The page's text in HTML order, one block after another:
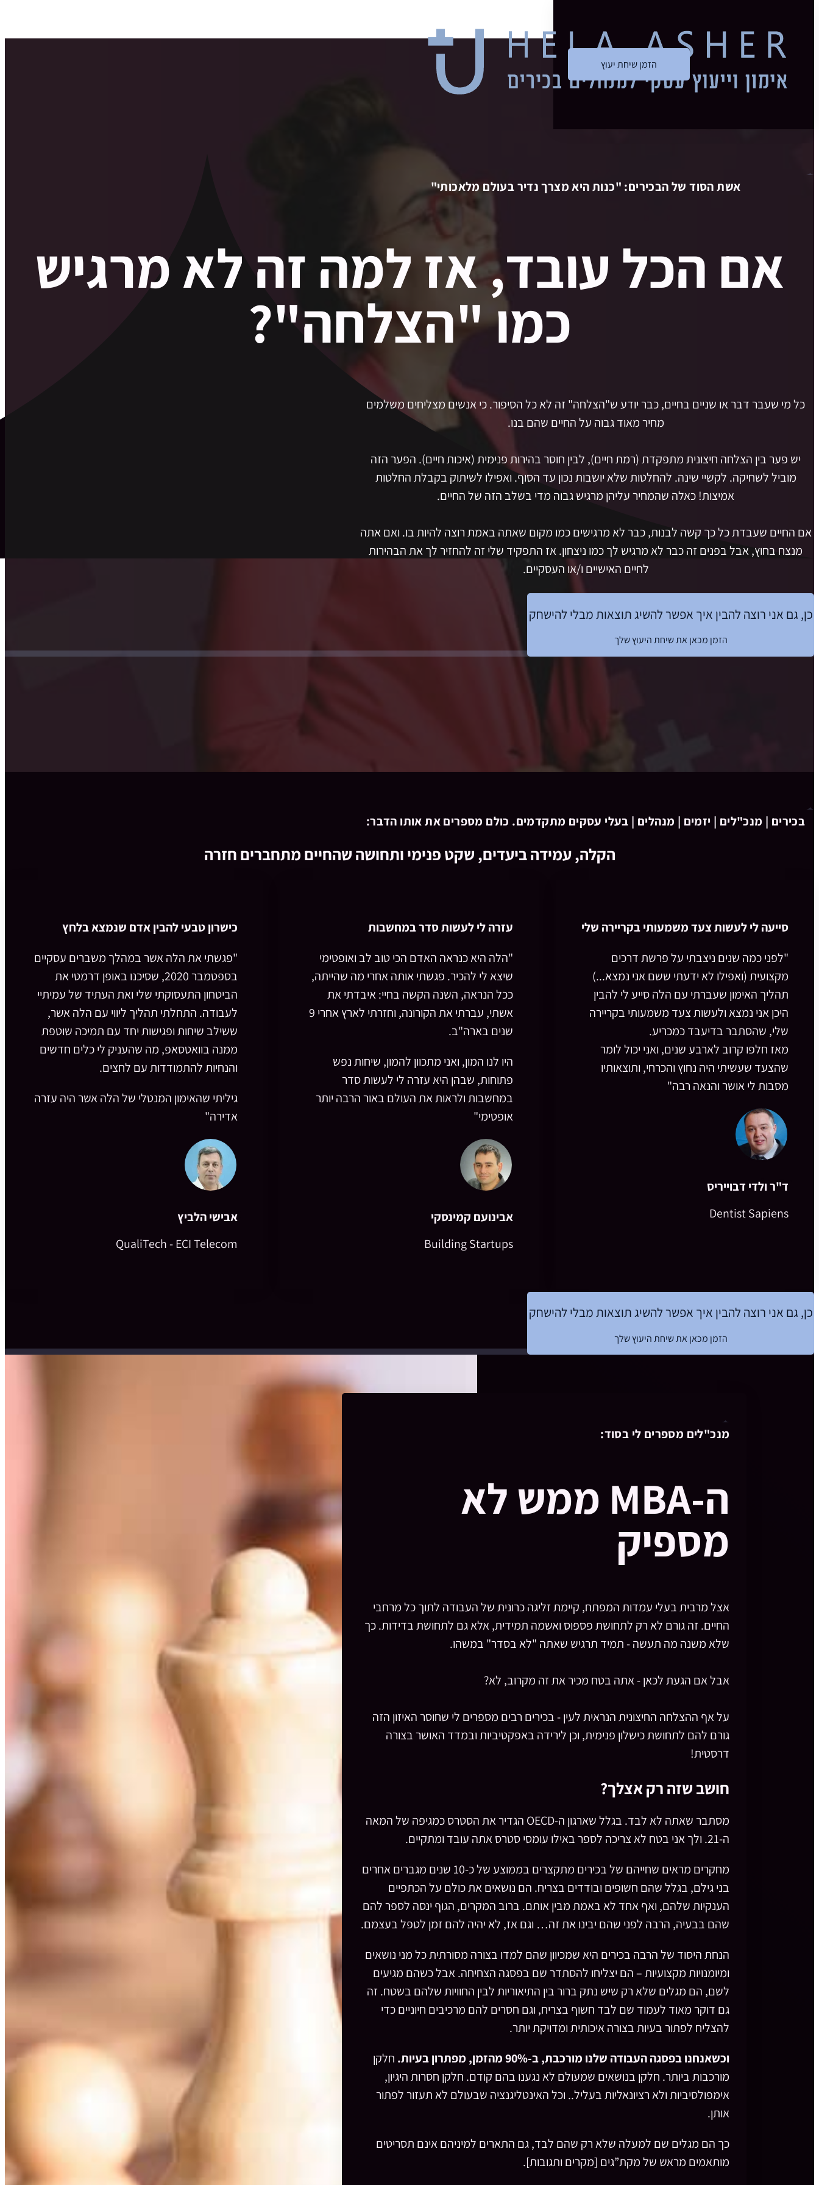
הזמן שיחת יעוץ
אשת הסוד של הבכירים: "כנות היא מצרך נדיר בעולם מלאכותי"
אם הכל עובד, אז למה זה לא מרגיש
כמו "הצלחה"?
כל מי שעבר דבר או שניים בחיים, כבר יודע ש"הצלחה" זה לא כל הסיפור. כי אנשים מצליחים משלמים
מחיר מאוד גבוה על החיים שהם בנו.
יש פער בין הצלחה חיצונית מתפקדת (רמת חיים), לבין חוסר בהירות פנימית (איכות חיים). הפער הזה
מוביל לשחיקה. לקשיי שינה. להחלטות שלא יושבות נכון עד הסוף. ואפילו לשיתוק בקבלת החלטות
אמיצות! כאלה שהמחיר עליהן מרגיש גבוה מדי בשלב הזה של החיים.
אם החיים שעבדת כל כך קשה לבנות, כבר לא מרגישים כמו מקום שאתה באמת רוצה להיות בו. ואם אתה
מנצח בחוץ, אבל בפנים זה כבר לא מרגיש לך כמו ניצחון. אז התפקיד שלי זה להחזיר לך את הבהירות
לחיים האישיים ו/או העסקיים.
כן, גם אני רוצה להבין איך אפשר להשיג תוצאות מבלי להישחק
הזמן מכאן את שיחת היעוץ שלך
בכירים | מנכ"לים | יזמים | מנהלים | בעלי עסקים מתקדמים. כולם מספרים את אותו הדבר:
הקלה, עמידה ביעדים, שקט פנימי ותחושה שהחיים מתחברים חזרה
סייעה לי לעשות צעד משמעותי בקריירה שלי
"לפני כמה שנים ניצבתי על פרשת דרכים
מקצועית (ואפילו לא ידעתי ששם אני נמצא...)
תהליך האימון שעברתי עם הלה סייע לי להבין
היכן אני נמצא ולעשות צעד משמעותי בקריירה
שלי, שהסתבר בדיעבד כמכריע.
מאז חלפו קרוב לארבע שנים, ואני יכול לומר
שהצעד שעשיתי היה נחוץ והכרחי, ותוצאותיו
מסבות לי אושר והנאה רבה"
ד"ר ולדי דבוייריס
Dentist Sapiens
עזרה לי לעשות סדר במחשבות
"הלה היא כנראה האדם הכי טוב לב ואופטימי
שיצא לי להכיר. פגשתי אותה אחרי מה שהייתה,
ככל הנראה, השנה הקשה בחיי: איבדתי את
אשתי, עברתי את הקורונה, וחזרתי לארץ אחרי 9
שנים בארה"ב.
היו לנו המון, ואני מתכוון להמון, שיחות נפש
פתוחות, שבהן היא עזרה לי לעשות סדר
במחשבות ולראות את העולם באור הרבה יותר
אופטימי"
אבינועם קמינסקי
Building Startups
כישרון טבעי להבין אדם שנמצא בלחץ
"פגשתי את הלה אשר במהלך משברים עסקיים
בספטמבר 2020, שסיכנו באופן דרמטי את
הביטחון התעסוקתי שלי ואת העתיד של עמיתיי
לעבודה. התחלתי תהליך ליווי עם הלה אשר,
ששילב שיחות ופגישות יחד עם תמיכה שוטפת
ממנה בוואטסאפ, מה שהעניק לי כלים חדשים
והנחיות להתמודדות עם לחצים.
גיליתי שהאימון המנטלי של הלה אשר היה עזרה
אדירה"
אבישי הלביץ
QualiTech - ECI Telecom
כן, גם אני רוצה להבין איך אפשר להשיג תוצאות מבלי להישחק
הזמן מכאן את שיחת היעוץ שלך
מנכ"לים מספרים לי בסוד:
ה-MBA ממש לא
מספיק
אצל מרבית בעלי עמדות המפתח, קיימת זליגה כרונית של העבודה לתוך כל מרחבי
החיים. זה גורם לא רק לתחושת פספוס ואשמה תמידית, אלא גם לתחושת בדידות. כך
שלא משנה מה תעשה - תמיד תרגיש שאתה "לא בסדר" במשהו.
אבל אם הגעת לכאן - אתה בטח מכיר את זה מקרוב, לא?
על אף ההצלחה החיצונית הנראית לעין - בכירים רבים מספרים לי שחוסר האיזון הזה
גורם להם לתחושת כישלון פנימית, וכן לירידה באפקטיביות ובמדד האושר בצורה
דרסטית!
חושב שזה רק אצלך?
מסתבר שאתה לא לבד. בגלל שארגון ה-OECD הגדיר את הסטרס כמגיפה של המאה
ה-21. ולך אני בטח לא צריכה לספר באילו עומסי סטרס אתה עובד ומתקיים.
מחקרים מראים שחייהם של בכירים מתקצרים בממוצע של כ-10 שנים מגברים אחרים
בני גילם, בגלל שהם חשופים ובודדים בצריח. הם נושאים את כולם על הכתפיים
הענקיות שלהם, ואף אחד לא באמת מבין אותם. ברוב המקרים, הגוף ינסה לספר להם
שהם בבעיה, הרבה לפני שהם יבינו את זה… וגם אז, לא יהיה להם זמן לטפל בעצמם.
הנחת היסוד של הרבה בכירים היא שמכיוון שהם למדו בצורה מסורתית כל מני נושאים
ומיומנויות מקצועיות – הם יצליחו להסתדר שם בפסגה הצחיחה. אבל כשהם מגיעים
לשם, הם מגלים שלא רק שיש נתק ברור בין התיאוריות לבין החוויות שלהם בשטח. זה
גם דוקר מאוד לעמוד שם לבד חשוף בצריח, וגם חסרים להם מרכיבים חיוניים כדי
להצליח לפתור בעיות בצורה איכותית ומדויקת יותר.
וכשאנחנו בפסגה העבודה שלנו מורכבת, ב-90% מהזמן, מפתרון בעיות.
חלקן
מורכבות ביותר. חלקן בנושאים שמעולם לא נגענו בהם קודם. חלקן חסרות היגיון,
אימפולסיביות ולא רציונאליות בעליל.. וכל האינטליגנציה שבעולם לא תעזור לפתור
אותן.
כך הם מגלים שם למעלה שלא רק שהם לבד, גם התארים למיניהם אינם תסריטים
מותאמים מראש של מקת”גים [מקרים ותגובות].